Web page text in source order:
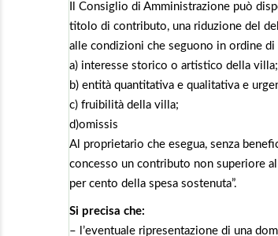
Il Consiglio di Amministrazione può
titolo di contributo, una riduzione del
alle condizioni che seguono in ordine di
a) interesse storico o artistico della villa;
b) entità quantitativa e qualitativa e
c) fruibilità della villa;
d)omissis
Al proprietario che esegua, senza
concesso un contributo non superiore
per cento della spesa sostenuta”.
Si precisa che:
– l’eventuale ripresentazione di una